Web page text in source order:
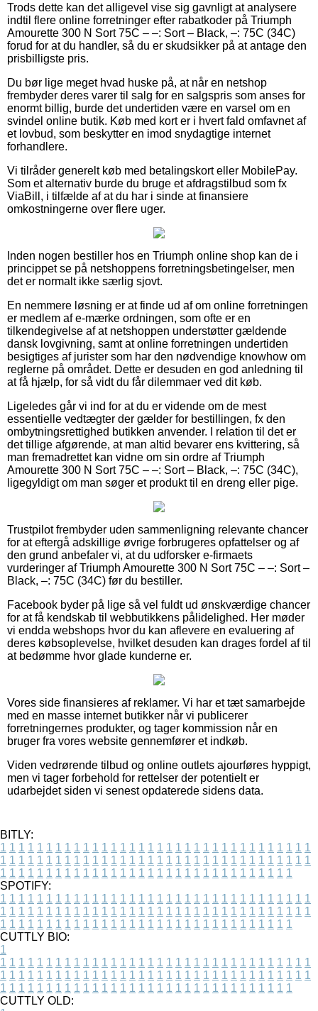
Trods dette kan det alligevel vise sig gavnligt at analysere
indtil flere online forretninger efter rabatkoder på Triumph
Amourette 300 N Sort 75C – –: Sort – Black, –: 75C (34C)
forud for at du handler, så du er skudsikker på at antage den
prisbilligste pris.
Du bør lige meget hvad huske på, at når en netshop
frembyder deres varer til salg for en salgspris som anses for
enormt billig, burde det undertiden være en varsel om en
svindel online butik. Køb med kort er i hvert fald omfavnet af
et lovbud, som beskytter en imod snydagtige internet
forhandlere.
Vi tilråder generelt køb med betalingskort eller MobilePay.
Som et alternativ burde du bruge et afdragstilbud som fx
ViaBill, i tilfælde af at du har i sinde at finansiere
omkostningerne over flere uger.
Inden nogen bestiller hos en Triumph online shop kan de i
princippet se på netshoppens forretningsbetingelser, men
det er normalt ikke særlig sjovt.
En nemmere løsning er at finde ud af om online forretningen
er medlem af e-mærke ordningen, som ofte er en
tilkendegivelse af at netshoppen understøtter gældende
dansk lovgivning, samt at online forretningen undertiden
besigtiges af jurister som har den nødvendige knowhow om
reglerne på området. Dette er desuden en god anledning til
at få hjælp, for så vidt du får dilemmaer ved dit køb.
Ligeledes går vi ind for at du er vidende om de mest
essentielle vedtægter der gælder for bestillingen, fx den
ombytningsrettighed butikken anvender. I relation til det er
det tillige afgørende, at man altid bevarer ens kvittering, så
man fremadrettet kan vidne om sin ordre af Triumph
Amourette 300 N Sort 75C – –: Sort – Black, –: 75C (34C),
ligegyldigt om man søger et produkt til en dreng eller pige.
Trustpilot frembyder uden sammenligning relevante chancer
for at eftergå adskillige øvrige forbrugeres opfattelser og af
den grund anbefaler vi, at du udforsker e-firmaets
vurderinger af Triumph Amourette 300 N Sort 75C – –: Sort –
Black, –: 75C (34C) før du bestiller.
Facebook byder på lige så vel fuldt ud ønskværdige chancer
for at få kendskab til webbutikkens pålidelighed. Her møder
vi endda webshops hvor du kan aflevere en evaluering af
deres købsoplevelse, hvilket desuden kan drages fordel af til
at bedømme hvor glade kunderne er.
Vores side finansieres af reklamer. Vi har et tæt samarbejde
med en masse internet butikker når vi publicerer
forretningernes produkter, og tager kommission når en
bruger fra vores website gennemfører et indkøb.
Viden vedrørende tilbud og online outlets ajourføres hyppigt,
men vi tager forbehold for rettelser der potentielt er
udarbejdet siden vi senest opdaterede sidens data.
BITLY:
1 1 1 1 1 1 1 1 1 1 1 1 1 1 1 1 1 1 1 1 1 1 1 1 1 1 1 1 1 1 1 1 1 1
1 1 1 1 1 1 1 1 1 1 1 1 1 1 1 1 1 1 1 1 1 1 1 1 1 1 1 1 1 1 1 1 1 1
1 1 1 1 1 1 1 1 1 1 1 1 1 1 1 1 1 1 1 1 1 1 1 1 1 1 1 1 1 1 1 1
SPOTIFY:
1 1 1 1 1 1 1 1 1 1 1 1 1 1 1 1 1 1 1 1 1 1 1 1 1 1 1 1 1 1 1 1 1 1
1 1 1 1 1 1 1 1 1 1 1 1 1 1 1 1 1 1 1 1 1 1 1 1 1 1 1 1 1 1 1 1 1 1
1 1 1 1 1 1 1 1 1 1 1 1 1 1 1 1 1 1 1 1 1 1 1 1 1 1 1 1 1 1 1 1
CUTTLY BIO:
1
1 1 1 1 1 1 1 1 1 1 1 1 1 1 1 1 1 1 1 1 1 1 1 1 1 1 1 1 1 1 1 1 1 1
1 1 1 1 1 1 1 1 1 1 1 1 1 1 1 1 1 1 1 1 1 1 1 1 1 1 1 1 1 1 1 1 1 1
1 1 1 1 1 1 1 1 1 1 1 1 1 1 1 1 1 1 1 1 1 1 1 1 1 1 1 1 1 1 1 1
CUTTLY OLD: